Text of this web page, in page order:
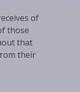
of
those
that
their